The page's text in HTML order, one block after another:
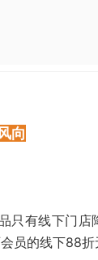
向
只有线下门
员的线下88折